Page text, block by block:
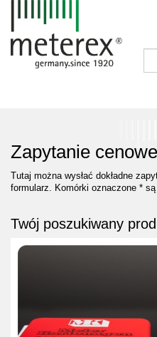
Zapytanie cenowe
Tutaj można wysłać dokładne
formularz. Komórki oznaczone *
Twój poszukiwany